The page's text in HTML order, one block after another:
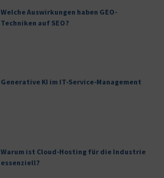
Welche Auswirkungen haben GEO-
Techniken auf SEO?
Generative KI im IT-Service-Management
Warum ist Cloud-Hosting für die Industrie
essenziell?